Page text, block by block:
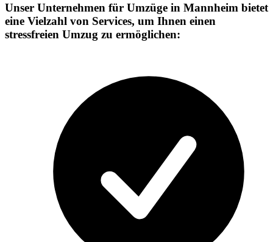
Unser Unternehmen für Umzüge in Mannheim bietet
eine Vielzahl von Services, um Ihnen einen
stressfreien Umzug zu ermöglichen: